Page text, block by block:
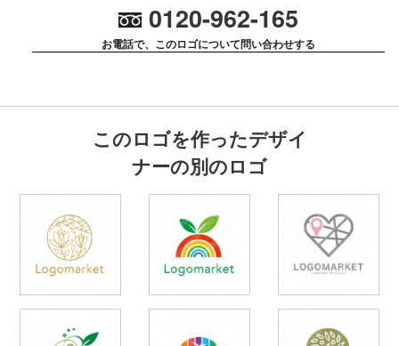
0120-962-165
お電話で、このロゴについて問い合わせする
このロゴを作ったデザイ
ナーの別のロゴ